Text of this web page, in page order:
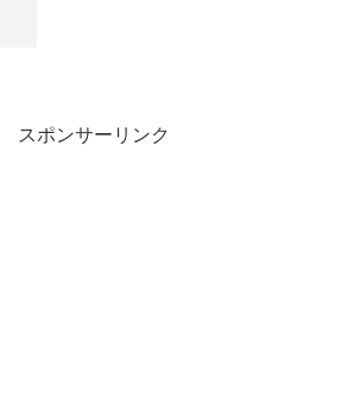
スポンサーリンク